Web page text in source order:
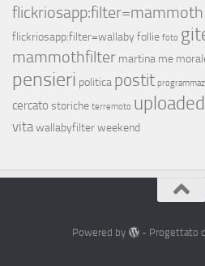
flickriosapp:filter=mammoth
flickriosapp:filter=wallaby follie foto
mammothfilter martina me
pensieri politica postit
cercato storiche terremoto
vitawallabyfilterweekend
Powered by - Progettato